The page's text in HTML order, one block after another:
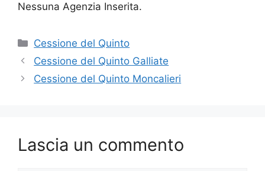
Nessuna Agenzia Inserita.
Categorie
Cessione del Quinto
Cessione del Quinto Galliate
Cessione del Quinto Moncalieri
Lascia un commento